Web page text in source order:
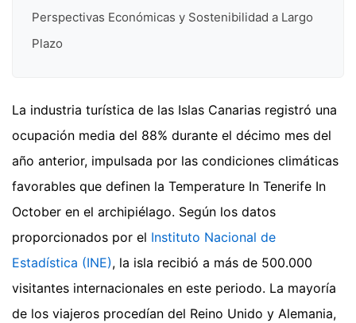
Perspectivas Económicas y Sostenibilidad a Largo
Plazo
La industria turística de las Islas Canarias registró una
ocupación media del 88% durante el décimo mes del
año anterior, impulsada por las condiciones climáticas
favorables que definen la Temperature In Tenerife In
October en el archipiélago. Según los datos
proporcionados por el Instituto Nacional de
Estadística (INE), la isla recibió a más de 500.000
visitantes internacionales en este periodo. La mayoría
de los viajeros procedían del Reino Unido y Alemania,